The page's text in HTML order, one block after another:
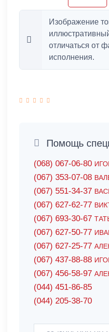
Изображение
отличаться от
исполнения.
Помощь
(068) 067-06-80
(067) 353-07-08
(067) 551-34-37
(067) 627-62-77
(067) 693-30-67
(067) 627-50-77
(067) 627-25-77
(067) 437-88-88
(067) 456-58-97
(044) 451-86-85
(044) 205-38-70